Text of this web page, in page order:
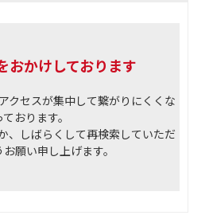
おかけしております
クセスが集中して繋がりにくくな
ております。
、しばらくして再検索していただ
願い申し上げます。